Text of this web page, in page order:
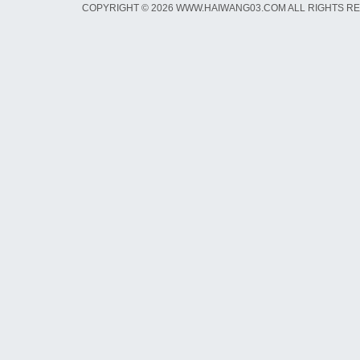
COPYRIGHT © 2026 WWW.HAIWANG03.COM ALL RIGHTS